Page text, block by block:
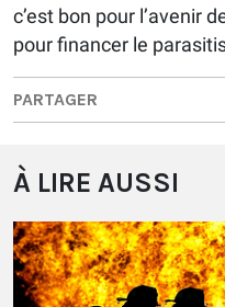
c’est bon pour l’avenir
pour financer le
PARTAGER
À LIRE AUSSI